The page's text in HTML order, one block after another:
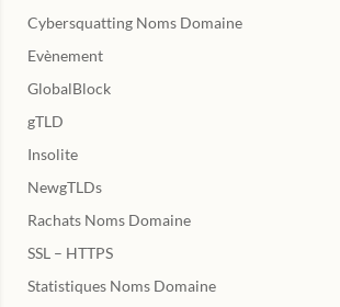
Cybersquatting Noms Domaine
Evènement
GlobalBlock
gTLD
Insolite
NewgTLDs
Rachats Noms Domaine
SSL – HTTPS
Statistiques Noms Domaine